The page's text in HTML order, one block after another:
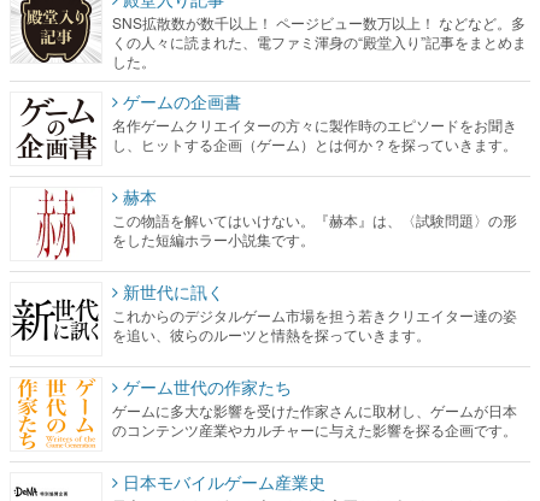
SNS拡散数が数千以上！ ページビュー数万以上！ などなど。多
くの人々に読まれた、電ファミ渾身の“殿堂入り”記事をまとめま
した。
ゲームの企画書
名作ゲームクリエイターの方々に製作時のエピソードをお聞き
し、ヒットする企画（ゲーム）とは何か？を探っていきます。
赫本
この物語を解いてはいけない。『赫本』は、〈試験問題〉の形
をした短編ホラー小説集です。
新世代に訊く
これからのデジタルゲーム市場を担う若きクリエイター達の姿
を追い、彼らのルーツと情熱を探っていきます。
ゲーム世代の作家たち
ゲームに多大な影響を受けた作家さんに取材し、ゲームが日本
のコンテンツ産業やカルチャーに与えた影響を探る企画です。
日本モバイルゲーム産業史